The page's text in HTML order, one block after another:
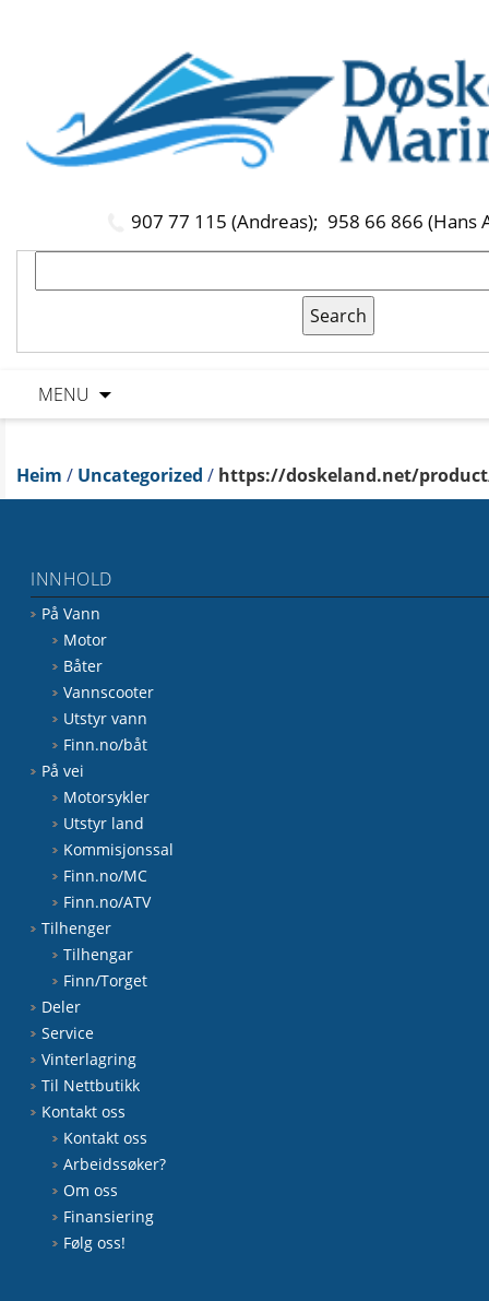
907 77 115 (Andreas); 958 66 866 (Hans
MENU
Heim / Uncategorized / https://doskeland.net/
INNHOLD
På Vann
Motor
Båter
Vannscooter
Utstyr vann
Finn.no/båt
På vei
Motorsykler
Utstyr land
Kommisjonssal
Finn.no/MC
Finn.no/ATV
Tilhenger
Tilhengar
Finn/Torget
Deler
Service
Vinterlagring
Til Nettbutikk
Kontakt oss
Kontakt oss
Arbeidssøker?
Om oss
Finansiering
Følg oss!